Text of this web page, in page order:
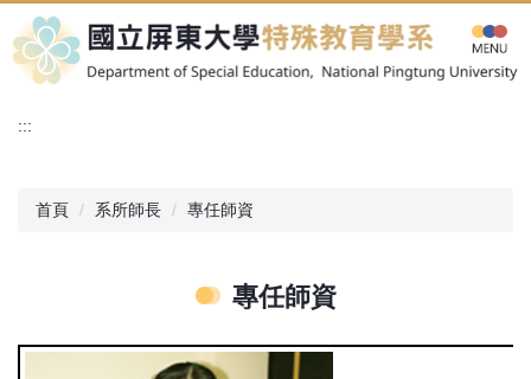
到
主
:::
首頁 系所師長 專任師資
專任師資